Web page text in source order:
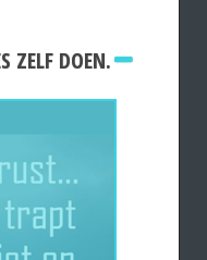
ZELF DOEN.